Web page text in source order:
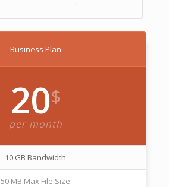
Business Plan
20$
per month
10 GB Bandwidth
50 MB Max File Size